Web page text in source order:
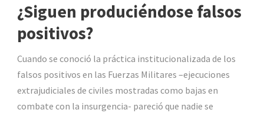
¿Siguen produciéndose falsos
positivos?
Cuando se conoció la práctica institucionalizada de los
falsos positivos en las Fuerzas Militares –ejecuciones
extrajudiciales de civiles mostradas como bajas en
combate con la insurgencia- pareció que nadie se